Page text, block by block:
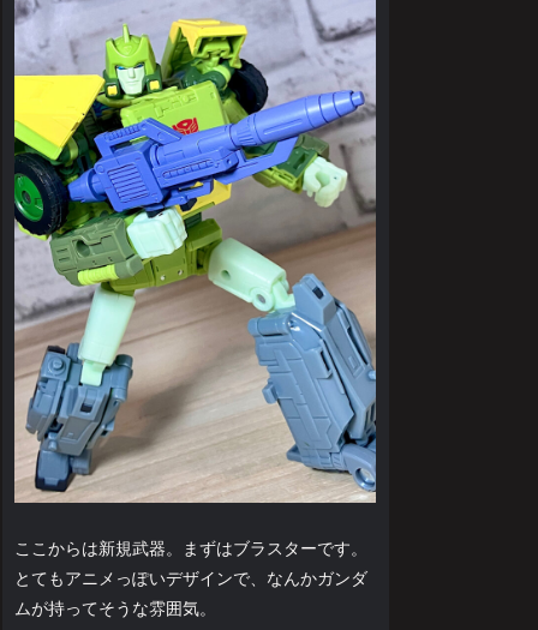
ここからは新規武器。まずはブラスターです。
とてもアニメっぽいデザインで、なんかガンダ
ムが持ってそうな雰囲気。